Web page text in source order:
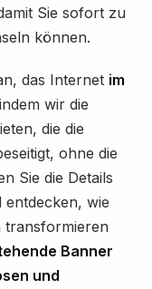
Sie sofort zu
können.
das Internet im
indem wir die
die die
ohne die
Sie die Details
wie
transformieren
Banner
und